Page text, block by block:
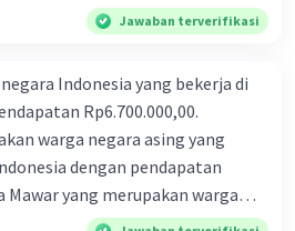
dagang ditunjukan pada
4 c. 2 dan 3 d. 1 dan 2 e. 2 dan 4
Jawaban terverifikasi
Indonesia yang bekerja di
warga negara asing yang
Mawar yang merupakan warga
dan bekerja di luar negeri